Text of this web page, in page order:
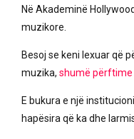
Në Akademinë
muzikore.
Besoj se keni lexuar që
muzika, shumë përftime
E bukura e një
hapësira që ka dhe